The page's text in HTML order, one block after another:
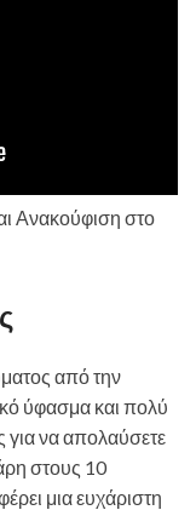
Ανακούφιση στο
από την
ύφασμα και πολύ
για να απολαύσετε
στους 10
μια ευχάριστη